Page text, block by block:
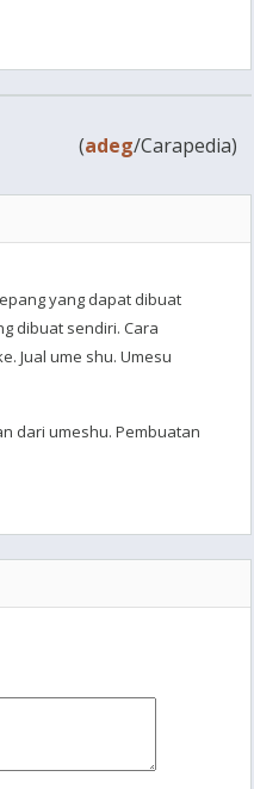
(adeg/Carapedia)
yang dapat dibuat
dibuat sendiri. Cara
Jual ume shu. Umesu
dari umeshu. Pembuatan